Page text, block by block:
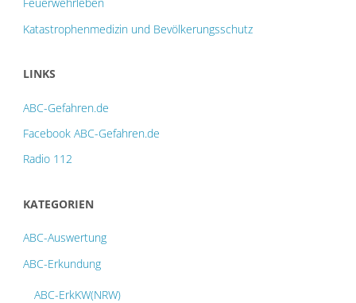
Feuerwehrleben
Katastrophenmedizin und Bevölkerungsschutz
LINKS
ABC-Gefahren.de
Facebook ABC-Gefahren.de
Radio 112
KATEGORIEN
ABC-Auswertung
ABC-Erkundung
ABC-ErkKW(NRW)